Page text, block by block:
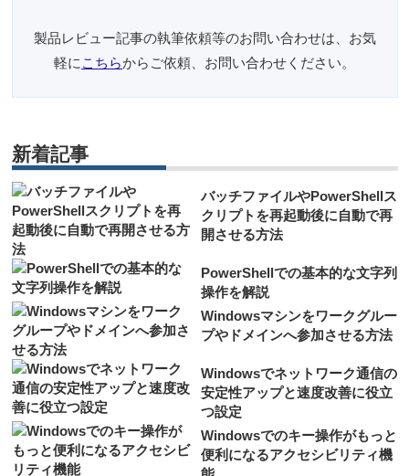
製品レビュー記事の執筆依頼等のお問い合わせは、お気
軽に こちらからご依頼、お問い合わせください。
新着記事
バッチファイルやPowerShellス
クリプトを再起動後に自動で再
開させる方法
PowerShellでの基本的な文字列
操作を解説
Windowsマシンをワークグルー
プやドメインへ参加させる方法
Windowsでネットワーク通信の
安定性アップと速度改善に役立
つ設定
Windowsでのキー操作がもっと
便利になるアクセシビリティ機